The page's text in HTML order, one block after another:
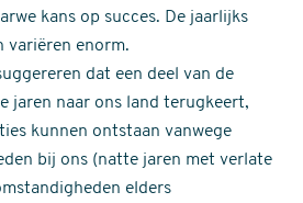
kans op succes. De jaarlijks
variëren enorm.
dat een deel van de
jaren naar ons land terugkeert,
kunnen ontstaan vanwege
bij ons (natte jaren met verlate
elders